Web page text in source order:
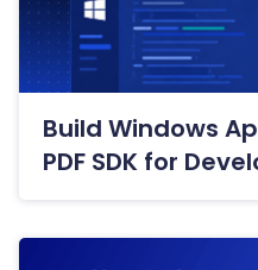
Build Windows
PDF SDK for